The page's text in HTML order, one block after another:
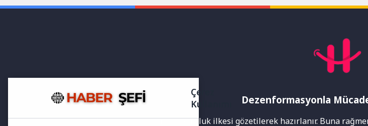
Dezenformasyonla
Yayınlanan haberler doğruluk ilkesi gözetilerek hazırlanır. Buna
Çerez
Kullanımı